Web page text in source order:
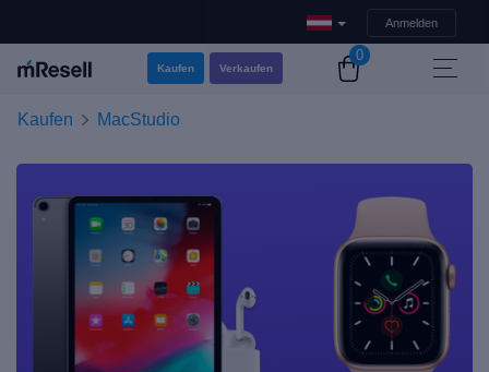
Anmelden
Kaufen Verkaufen
0
Kaufen MacStudio